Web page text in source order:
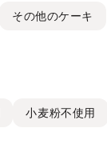
その他のケーキ
小麦粉不使用